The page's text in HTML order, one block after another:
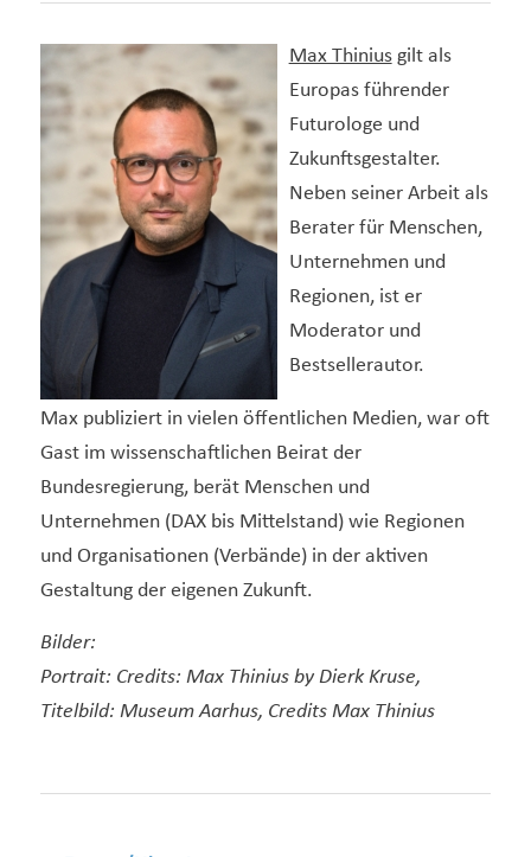
Max Thiniusgilt als
Europas führender
Futurologe und
Zukunftsgestalter.
Neben seiner Arbeit als
Berater für Menschen,
Unternehmen und
Regionen, ist er
Moderator und
Bestsellerautor.
Max publiziert in vielen öffentlichen Medien, war oft
Gast im wissenschaftlichen Beirat der
Bundesregierung, berät Menschen und
Unternehmen (DAX bis Mittelstand) wie Regionen
und Organisationen (Verbände) in der aktiven
Gestaltung der eigenen Zukunft.
Bilder:
Portrait: Credits: Max Thinius by Dierk Kruse,
Titelbild: Museum Aarhus, Credits Max Thinius